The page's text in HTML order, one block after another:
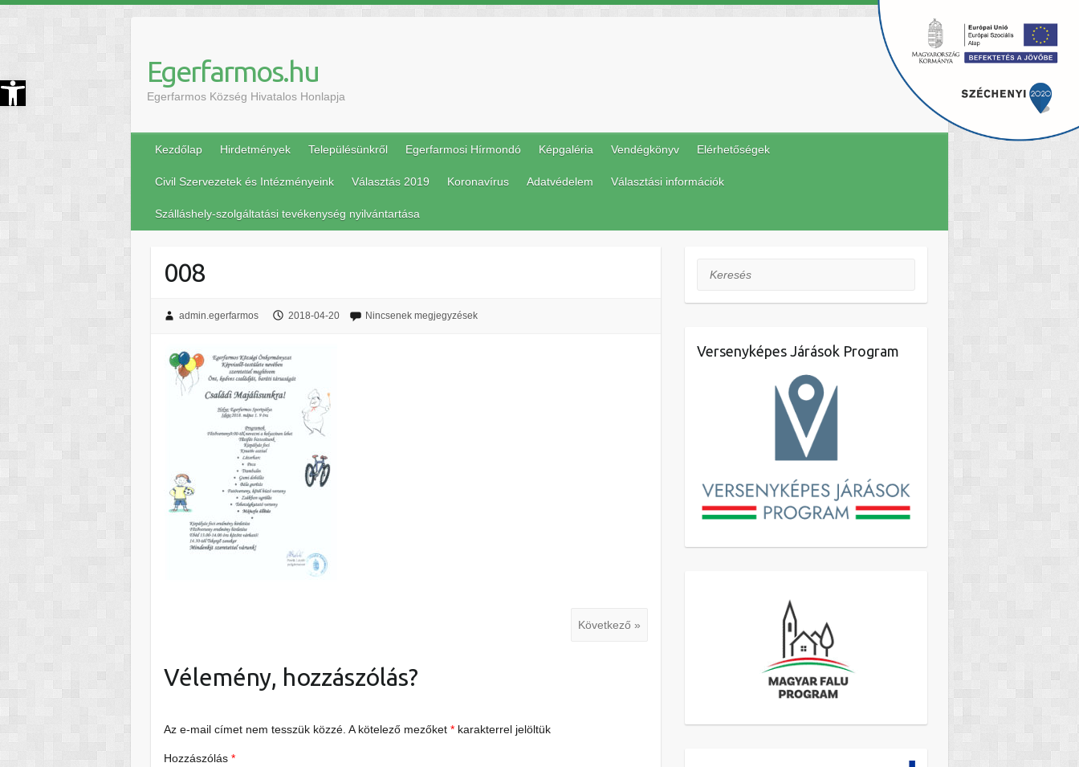
Eszköztár megnyitása Egerfarmos.hu
Egerfarmos Község Hivatalos Honlapja
Kezdőlap Hirdetmények Településünkről Egerfarmosi Hírmondó Képgaléria Vendégkönyv Elérhetőségek
Civil Szervezetek és Intézményeink Választás 2019 Koronavírus Adatvédelem Választási információk
Szálláshely-szolgáltatási tevékenység nyilvántartása
008
admin.egerfarmos 2018-04-20 Nincsenek megjegyzések
Következő »
Vélemény, hozzászólás?
Az e-mail címet nem tesszük közzé. A kötelező mezőket* karakterrel jelöltük
Hozzászólás*
Keresés
Versenyképes Járások Program